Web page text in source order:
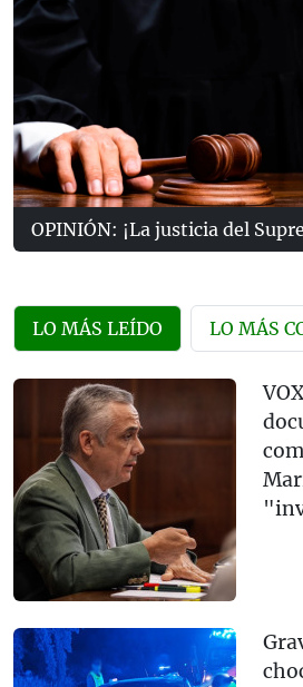
OPINIÓN: ¡La justicia del
LO MÁS LEÍDO LO MÁS